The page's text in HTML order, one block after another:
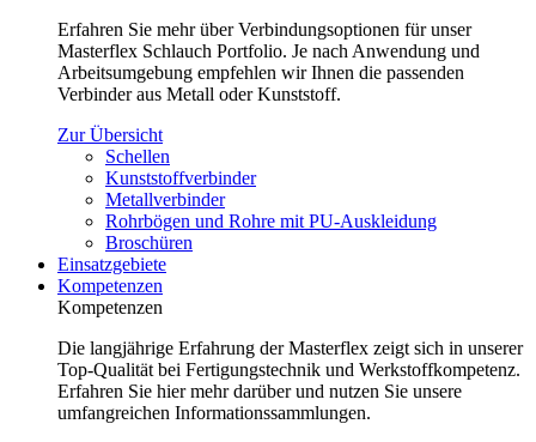
Erfahren Sie mehr über Verbindungsoptionen für unser
Masterflex Schlauch Portfolio. Je nach Anwendung und
Arbeitsumgebung empfehlen wir Ihnen die passenden
Verbinder aus Metall oder Kunststoff.
Zur Übersicht
Schellen
Kunststoffverbinder
Metallverbinder
Rohrbögen und Rohre mit PU-Auskleidung
Broschüren
Einsatzgebiete
Kompetenzen
Kompetenzen
Die langjährige Erfahrung der Masterflex zeigt sich in unserer
Top-Qualität bei Fertigungstechnik und Werkstoffkompetenz.
Erfahren Sie hier mehr darüber und nutzen Sie unsere
umfangreichen Informationssammlungen.